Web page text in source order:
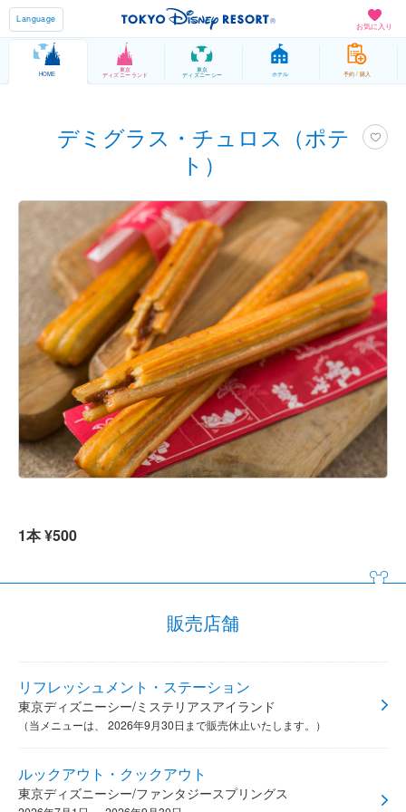
お気に入り
Language
HOME
東京
ディズニーランド
東京
ディズニーシー ホテル 予約 / 購入
デミグラス・チュロス（ポテ
ト）
1本 ¥500
販売店舗
リフレッシュメント・ステーション
東京ディズニーシー/ミステリアスアイランド
（当メニューは、 2026年9月30日まで販売休止いたします。）
ルックアウト・クックアウト
東京ディズニーシー/ファンタジースプリングス